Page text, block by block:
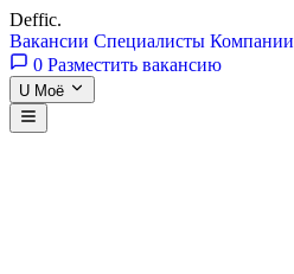
Deffic.
Вакансии Специалисты Компании
0 Разместить вакансию
U Моё